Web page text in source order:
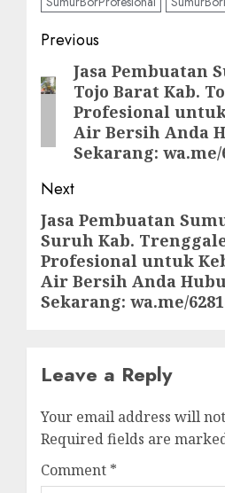
Post
navigation
Previous
Previous
post:
Jasa Pembuatan
Tojo Barat Kab.
Profesional
Air Bersih Anda
Sekarang: wa.me/
Next
Next
post:
Jasa Pembuatan
Suruh Kab.
Profesional untuk
Air Bersih Anda
Sekarang: wa.me/
Leave a Reply
Your email address will
Required fields are
Comment *